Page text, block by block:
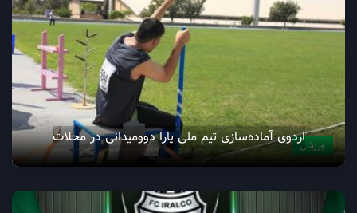
ورزشیاردوی آماده‌سازی تیم ملی پارا دوومیدانی در محلات